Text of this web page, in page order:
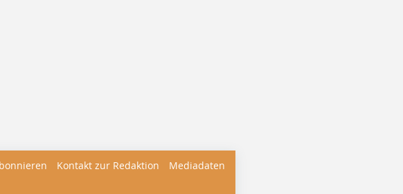
Kontakt zur Redaktion Mediadaten